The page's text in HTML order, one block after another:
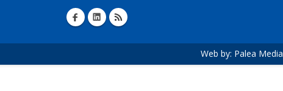
Web by: Palea Media